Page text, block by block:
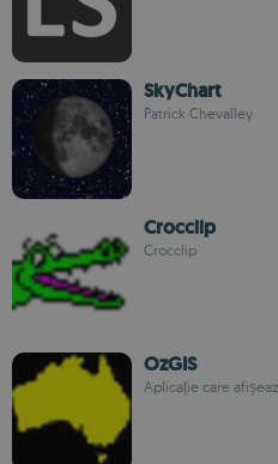
SkyChart
Patrick Chevalley
Crocclip
Crocclip
OzGIS
Aplicație care